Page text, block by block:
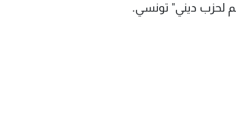
لحزب ديني" تونسي.